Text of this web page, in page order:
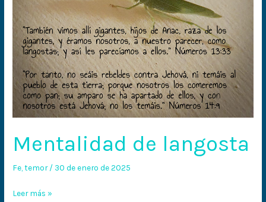
Mentalidad de langosta
Fe ,temor/ 30 de enero de 2025
Leer más »